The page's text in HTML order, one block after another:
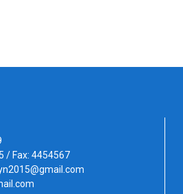
/ Fax: 4454567